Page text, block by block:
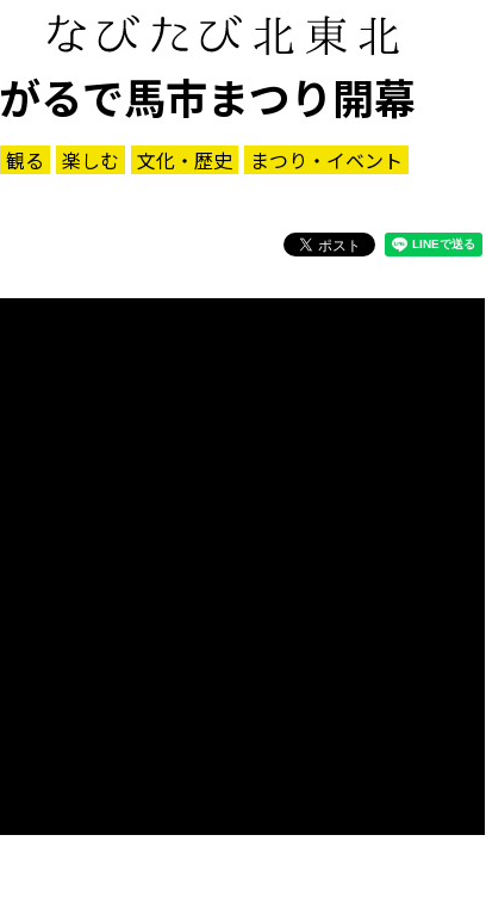
るで馬市まつり開幕
観る 楽しむ 文化・歴史 まつり・イベント